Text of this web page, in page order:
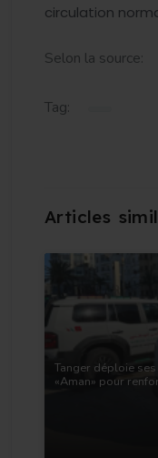
circulation
Selon la source:
Tag:
Tanger déploie
«Aman» pour